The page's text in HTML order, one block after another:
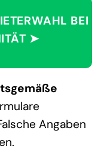
BEI
➤
Angaben